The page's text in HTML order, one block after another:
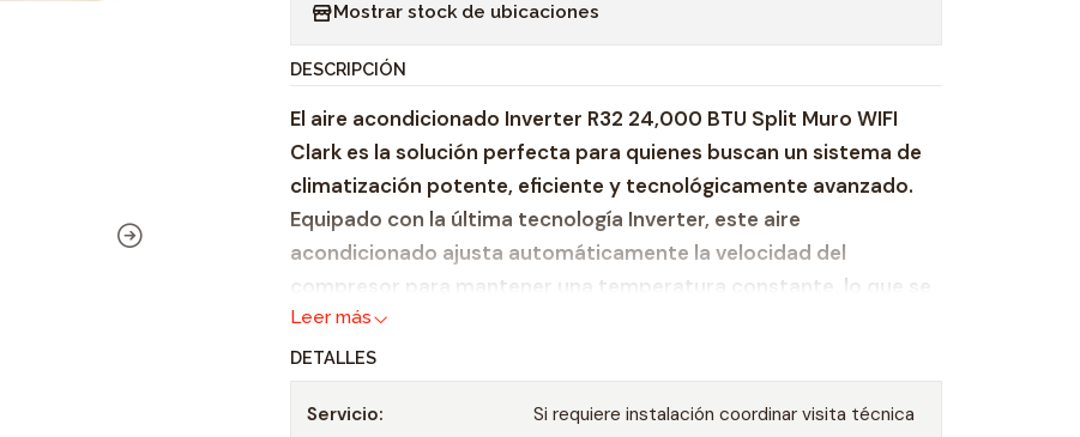
i
d
a
d
Mostrar stock de ubicaciones
DESCRIPCIÓN
El aire acondicionado Inverter R32 24,000 BTU Split Muro WIFI
Clark es la solución perfecta para quienes buscan un sistema de
climatización potente, eficiente y tecnológicamente avanzado.
Equipado con la última tecnología Inverter, este aire
acondicionado ajusta automáticamente la velocidad del
compresor para mantener una temperatura constante, lo que se
traduce en un ahorro significativo de energía y una mayor
durabilidad del equipo.
Características Principales:
Leer más
DETALLES
Servicio:
Si requiere instalación coordinar visita técnica